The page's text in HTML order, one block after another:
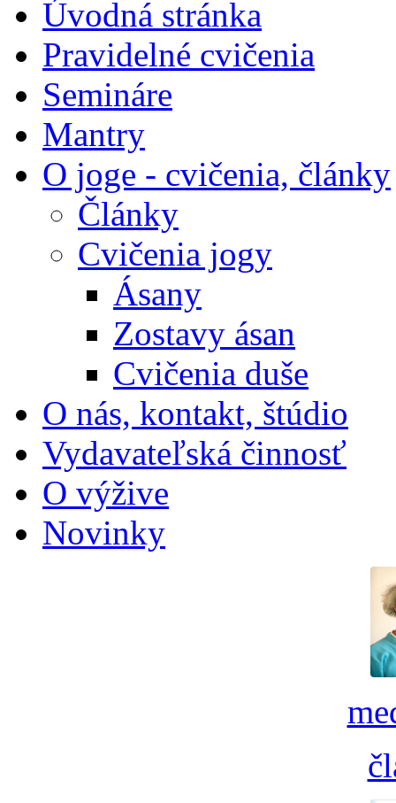
Úvodná stránka
Pravidelné cvičenia
Semináre
Mantry
O joge - cvičenia, články
Články
Cvičenia jogy
Ásany
Zostavy ásan
Cvičenia duše
O nás, kontakt, štúdio
Vydavateľská činnosť
O výžive
Novinky